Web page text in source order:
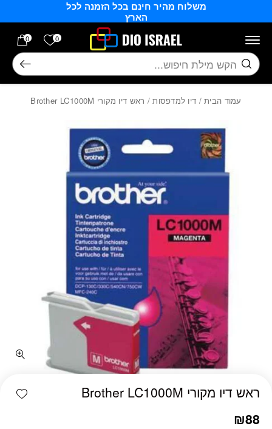
משלוח מהיר חינם בכל הזמנה לכל
הארץ
0 הרשימה
0
חיפוש
עמוד הבית/ דיו למדפסות/ ראש דיו מקורי Brother LC1000M
ראש דיו מקורי Brother LC1000M
₪88